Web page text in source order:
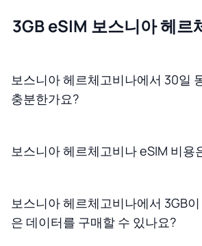
3GB eSIM 보스니아 헤르
보스니아 헤르체고비나에서 30일
충분한가요?
보스니아 헤르체고비나 eSIM 비용
보스니아 헤르체고비나에서 3GB
은 데이터를 구매할 수 있나요?